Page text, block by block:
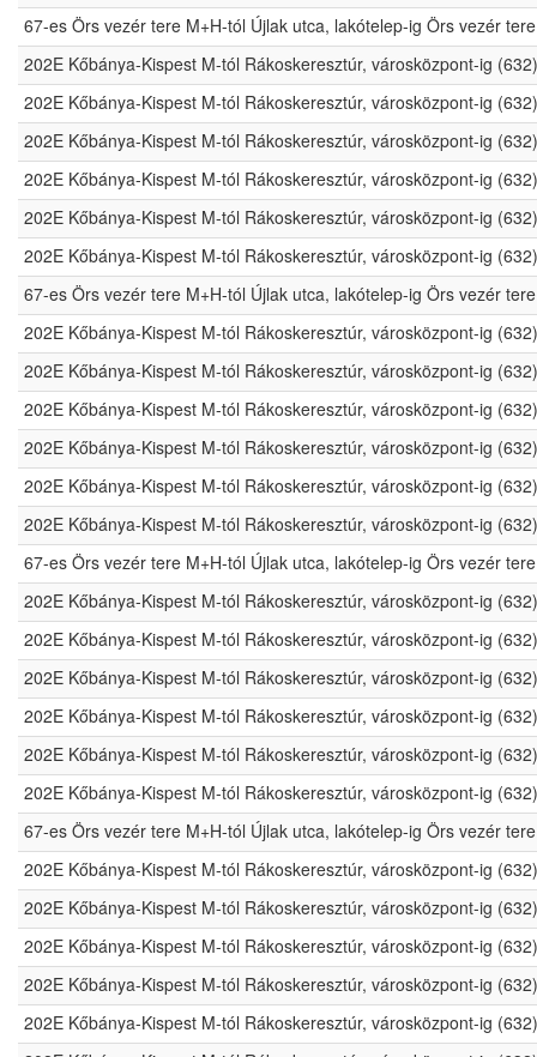
67-es Örs vezér tere M+H-tól Újlak utca, lakótelep-ig Örs vezér
202E Kőbánya-Kispest M-tól Rákoskeresztúr, városközpont-ig (632)
202E Kőbánya-Kispest M-tól Rákoskeresztúr, városközpont-ig (632)
202E Kőbánya-Kispest M-tól Rákoskeresztúr, városközpont-ig (632)
202E Kőbánya-Kispest M-tól Rákoskeresztúr, városközpont-ig (632)
202E Kőbánya-Kispest M-tól Rákoskeresztúr, városközpont-ig (632)
202E Kőbánya-Kispest M-tól Rákoskeresztúr, városközpont-ig (632)
67-es Örs vezér tere M+H-tól Újlak utca, lakótelep-ig Örs vezér
202E Kőbánya-Kispest M-tól Rákoskeresztúr, városközpont-ig (632)
202E Kőbánya-Kispest M-tól Rákoskeresztúr, városközpont-ig (632)
202E Kőbánya-Kispest M-tól Rákoskeresztúr, városközpont-ig (632)
202E Kőbánya-Kispest M-tól Rákoskeresztúr, városközpont-ig (632)
202E Kőbánya-Kispest M-tól Rákoskeresztúr, városközpont-ig (632)
202E Kőbánya-Kispest M-tól Rákoskeresztúr, városközpont-ig (632)
67-es Örs vezér tere M+H-tól Újlak utca, lakótelep-ig Örs vezér
202E Kőbánya-Kispest M-tól Rákoskeresztúr, városközpont-ig (632)
202E Kőbánya-Kispest M-tól Rákoskeresztúr, városközpont-ig (632)
202E Kőbánya-Kispest M-tól Rákoskeresztúr, városközpont-ig (632)
202E Kőbánya-Kispest M-tól Rákoskeresztúr, városközpont-ig (632)
202E Kőbánya-Kispest M-tól Rákoskeresztúr, városközpont-ig (632)
202E Kőbánya-Kispest M-tól Rákoskeresztúr, városközpont-ig (632)
67-es Örs vezér tere M+H-tól Újlak utca, lakótelep-ig Örs vezér
202E Kőbánya-Kispest M-tól Rákoskeresztúr, városközpont-ig (632)
202E Kőbánya-Kispest M-tól Rákoskeresztúr, városközpont-ig (632)
202E Kőbánya-Kispest M-tól Rákoskeresztúr, városközpont-ig (632)
202E Kőbánya-Kispest M-tól Rákoskeresztúr, városközpont-ig (632)
202E Kőbánya-Kispest M-tól Rákoskeresztúr, városközpont-ig (632)